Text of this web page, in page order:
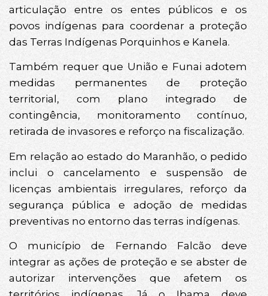
articulação entre os entes públicos e os
povos indígenas para coordenar a proteção
das Terras Indígenas Porquinhos e Kanela.
Também requer que União e Funai adotem
medidas permanentes de proteção
territorial, com plano integrado de
contingência, monitoramento contínuo,
retirada de invasores e reforço na fiscalização.
Em relação ao estado do Maranhão, o pedido
inclui o cancelamento e suspensão de
licenças ambientais irregulares, reforço da
segurança pública e adoção de medidas
preventivas no entorno das terras indígenas.
O município de Fernando Falcão deve
integrar as ações de proteção e se abster de
autorizar intervenções que afetem os